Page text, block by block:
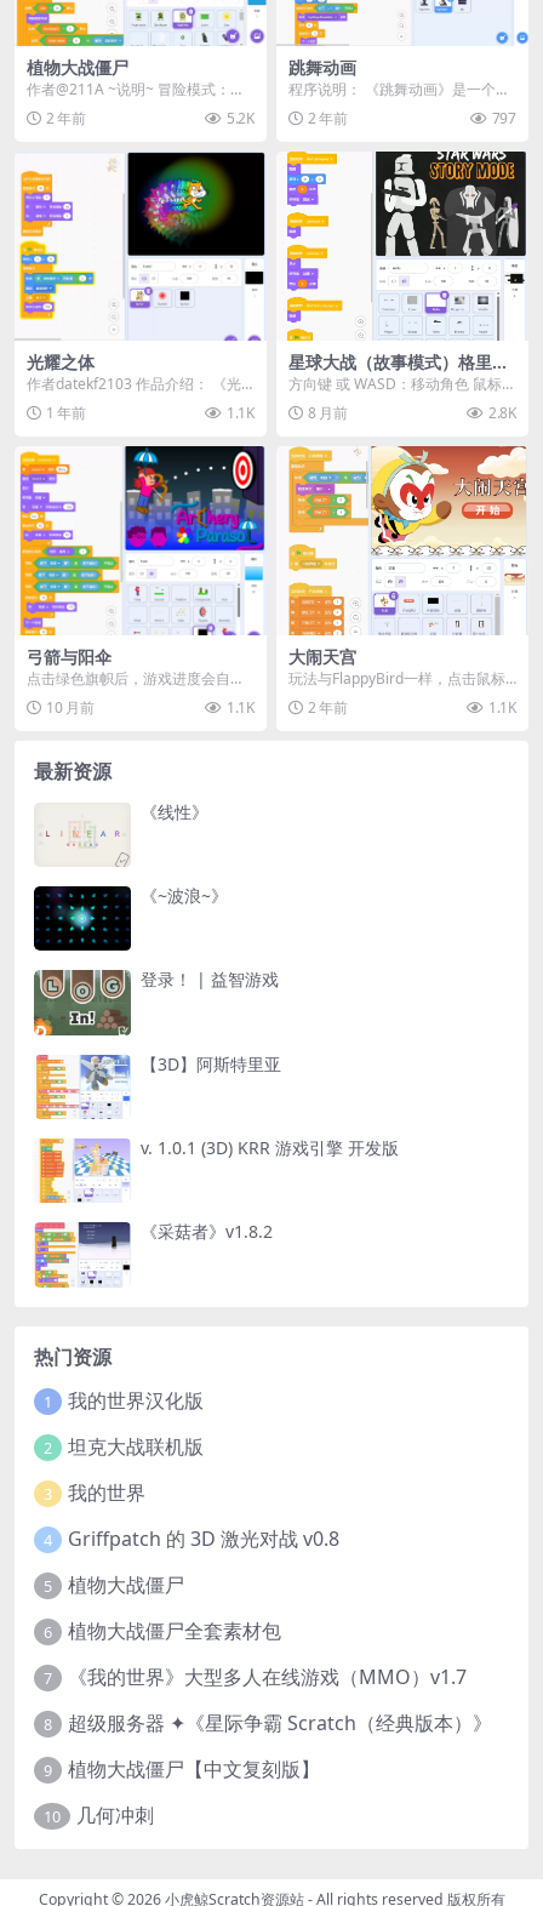
植物大战僵尸
作者@211A ~说明~ 冒险模式：通
关所有关卡 生存模式：尽可能长时
间地防守 ...
2 年前 5.2K
跳舞动画
程序说明： 《跳舞动画》是一个使
用Scratch平台制作的简单动画程
序。该程序通...
2 年前 797
光耀之体
作者datekf2103 作品介绍： 《光
耀之体》是一款Scratch创意作
品，...1 年前 1.1K
星球大战（故事模式）格里弗
斯舰入侵
方向键 或 WASD：移动角色 鼠标：
瞄准武器 鼠标点击：射击 空格键：
下蹲并隐...
8 月前 2.8K
弓箭与阳伞
点击绿色旗帜后，游戏进度会自动
保存，可在标题画面查看保存代
码。按任意键继续剧情。...
10 月前 1.1K
大闹天宫
玩法与FlappyBird一样，点击鼠标
控制孙悟空。 预览
2 年前 1.1K
最新资源
《线性》
《~波浪~》
登录！ | 益智游戏
【3D】阿斯特里亚
v. 1.0.1 (3D) KRR 游戏引擎 开发版
《采菇者》v1.8.2
热门资源
1 我的世界汉化版
2 坦克大战联机版
3 我的世界
4 Griffpatch 的 3D 激光对战 v0.8
5 植物大战僵尸
6 植物大战僵尸全套素材包
7 《我的世界》大型多人在线游戏（MMO）v1.7
8 超级服务器 ✦《星际争霸 Scratch（经典版本）》
9 植物大战僵尸【中文复刻版】
10 几何冲刺
Copyright © 2026小虎鲸Scratch资源站- All rights reserved 版权所有